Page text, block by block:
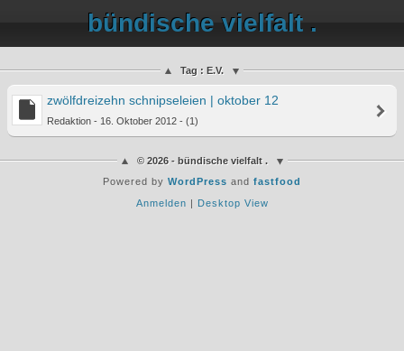
bündische vielfalt .
Tag : E.V.
zwölfdreizehn schnipseleien | oktober 12
Redaktion - 16. Oktober 2012 - (1)
© 2026 - bündische vielfalt .
Powered by WordPress and fastfood
Anmelden | Desktop View